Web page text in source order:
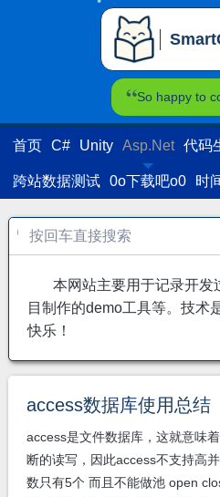
SmartCat's Blog
So happy to
首页 C# Unity Asp.Net 代码
跨站数据测试 0o下载吧o0 时
本网站主要用于记录开发
目制作的demo工具等。技术
快乐！
access数据库使用总结
access是文件数据库，这就意味
断的读写，因此access不支持高
数只有5个 而且不能做池 open